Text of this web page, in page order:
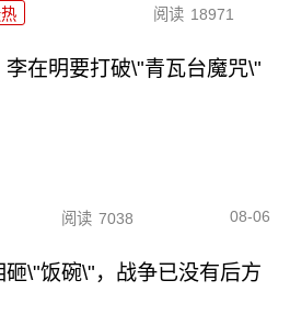
阅读 18971
在明要打破\"青瓦台魔咒\"
阅读 7038 08-06
\"饭碗\"，战争已没有后方